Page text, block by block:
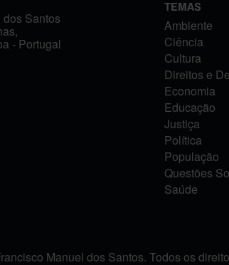
Santos
- Portugal
TEMAS
Ambiente
Ciência
Cultura
Direitos e
Economia
Educação
Justiça
Política
População
Questões
Saúde
Manuel dos Santos. Todos os